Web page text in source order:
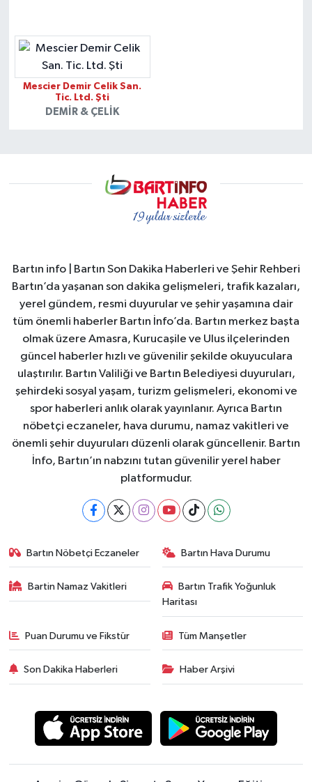
Mescier Demir Celik San.
Tic. Ltd. Şti
DEMIR & ÇELIK
Bartın info | Bartın Son Dakika Haberleri ve Şehir Rehberi
Bartın’da yaşanan son dakika gelişmeleri, trafik kazaları,
yerel gündem, resmi duyurular ve şehir yaşamına dair
tüm önemli haberler Bartın İnfo’da. Bartın merkez başta
olmak üzere Amasra, Kurucaşile ve Ulus ilçelerinden
güncel haberler hızlı ve güvenilir şekilde okuyuculara
ulaştırılır. Bartın Valiliği ve Bartın Belediyesi duyuruları,
şehirdeki sosyal yaşam, turizm gelişmeleri, ekonomi ve
spor haberleri anlık olarak yayınlanır. Ayrıca Bartın
nöbetçi eczaneler, hava durumu, namaz vakitleri ve
önemli şehir duyuruları düzenli olarak güncellenir. Bartın
İnfo, Bartın’ın nabzını tutan güvenilir yerel haber
platformudur.
Bartın Nöbetçi Eczaneler Bartın Hava Durumu
Bartin Namaz Vakitleri
Bartın Trafik Yoğunluk
Haritası
Puan Durumu ve Fikstür Tüm Manşetler
Son Dakika Haberleri Haber Arşivi